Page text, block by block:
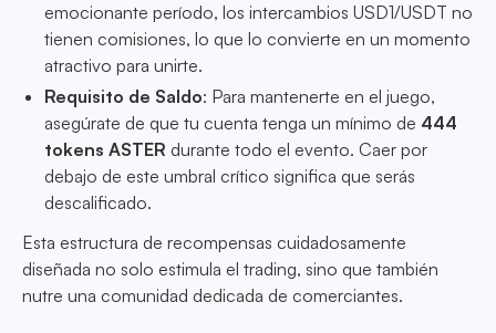
emocionante período, los intercambios USD1/USDT no
tienen comisiones, lo que lo convierte en un momento
atractivo para unirte.
Requisito de Saldo: Para mantenerte en el juego,
asegúrate de que tu cuenta tenga un mínimo de 444
tokens ASTER durante todo el evento. Caer por
debajo de este umbral crítico significa que serás
descalificado.
Esta estructura de recompensas cuidadosamente
diseñada no solo estimula el trading, sino que también
nutre una comunidad dedicada de comerciantes.